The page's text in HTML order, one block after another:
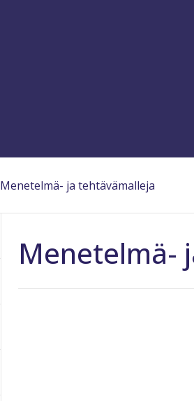
Menetelmä- ja tehtävämalleja
Menetelmä-